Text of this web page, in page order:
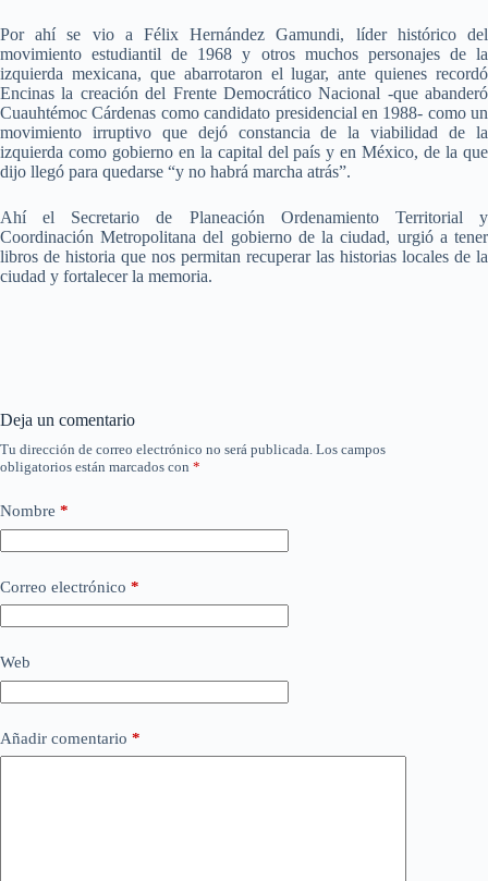
Por ahí se vio a Félix Hernández Gamundi, líder histórico del
movimiento estudiantil de 1968 y otros muchos personajes de la
izquierda mexicana, que abarrotaron el lugar, ante quienes recordó
Encinas la creación del Frente Democrático Nacional -que abanderó
Cuauhtémoc Cárdenas como candidato presidencial en 1988- como un
movimiento irruptivo que dejó constancia de la viabilidad de la
izquierda como gobierno en la capital del país y en México, de la que
dijo llegó para quedarse “y no habrá marcha atrás”.
Ahí el Secretario de Planeación Ordenamiento Territorial y
Coordinación Metropolitana del gobierno de la ciudad, urgió a tener
libros de historia que nos permitan recuperar las historias locales de la
ciudad y fortalecer la memoria.
Deja un comentario
Tu dirección de correo electrónico no será publicada. Los campos
obligatorios están marcados con *
Nombre *
Correo electrónico *
Web
Añadir comentario *